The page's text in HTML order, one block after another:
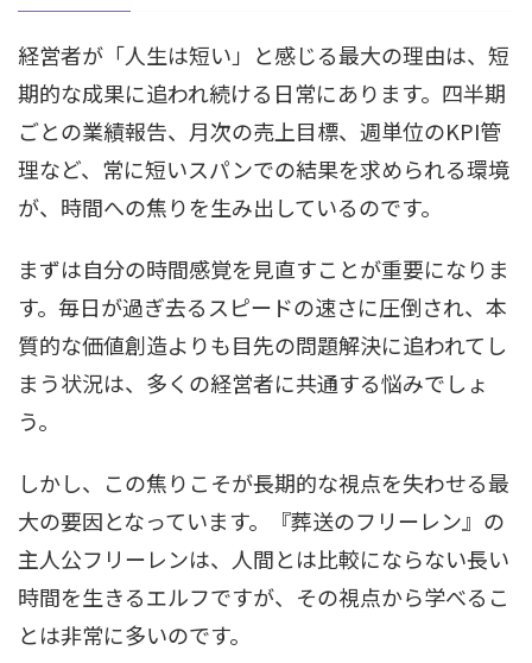
経営者が「人生は短い」と感じる最大の理由は、短
期的な成果に追われ続ける日常にあります。四半期
ごとの業績報告、月次の売上目標、週単位のKPI管
理など、常に短いスパンでの結果を求められる環境
が、時間への焦りを生み出しているのです。
まずは自分の時間感覚を見直すことが重要になりま
す。毎日が過ぎ去るスピードの速さに圧倒され、本
質的な価値創造よりも目先の問題解決に追われてし
まう状況は、多くの経営者に共通する悩みでしょ
う。
しかし、この焦りこそが長期的な視点を失わせる最
大の要因となっています。『葬送のフリーレン』の
主人公フリーレンは、人間とは比較にならない長い
時間を生きるエルフですが、その視点から学べるこ
とは非常に多いのです。